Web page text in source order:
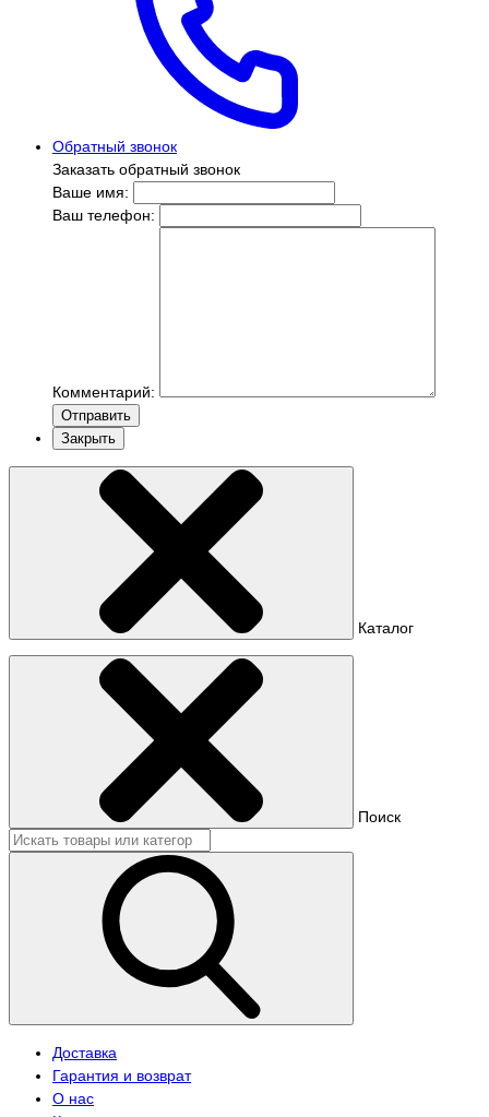
Обратный звонок
Заказать обратный звонок
Ваше имя:
Ваш телефон:
Комментарий:
Отправить
Закрыть
Каталог
Поиск
Доставка
Гарантия и возврат
О нас